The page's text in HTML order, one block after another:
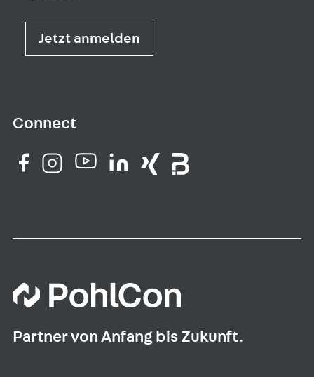
Jetzt anmelden
Connect
Partner von Anfang bis Zukunft.